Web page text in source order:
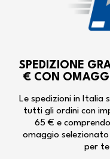
SPEDIZIONE
€ CON
Le spedizioni in Italia
tutti gli ordini con
65 € e
omaggio
per